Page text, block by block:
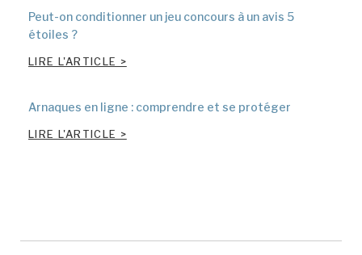
Peut-on conditionner un jeu concours à un avis 5
étoiles ?
LIRE L'ARTICLE >
Arnaques en ligne : comprendre et se protéger
LIRE L'ARTICLE >